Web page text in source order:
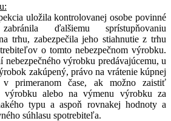
uložila kontrolovanej osobe povinné
ďalšiemu sprístupňovaniu
trhu, zabezpečila jeho stiahnutie z trhu
o tomto nebezpečnom výrobku.
nebezpečného výrobku predávajúcemu, u
zakúpený, právo na vrátenie kúpnej
primeranom čase, ak možno zaistiť
výrobku alebo na výmenu výrobku za
typu a aspoň rovnakej hodnoty a
súhlasu spotrebiteľa.